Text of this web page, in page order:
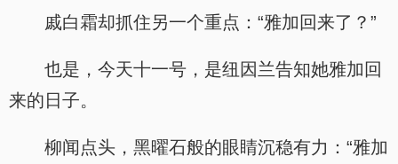
戚白霜却抓住另一个重点：“雅加回来了？”
也是，今天十一号，是纽因兰告知她雅加回
来的日子。
柳闻点头，黑曜石般的眼睛沉稳有力：“雅加